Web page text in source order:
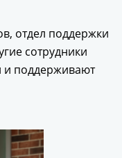
отдел поддержки
сотрудники
и поддерживают